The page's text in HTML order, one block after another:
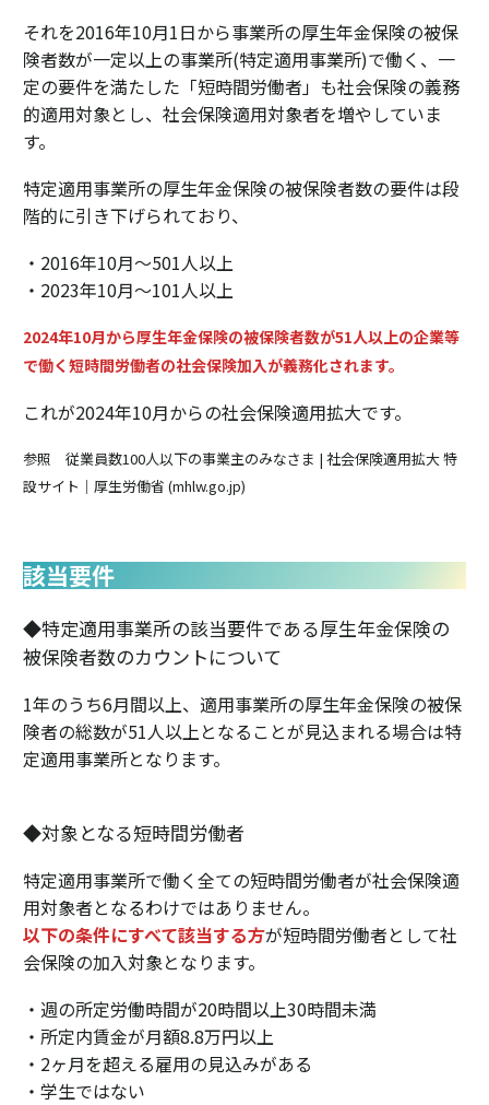
それを2016年10月1日から事業所の厚生年金保険の被保
険者数が一定以上の事業所(特定適用事業所)で働く、一
定の要件を満たした「短時間労働者」も社会保険の義務
的適用対象とし、社会保険適用対象者を増やしていま
す。
特定適用事業所の厚生年金保険の被保険者数の要件は段
階的に引き下げられており、
・2016年10月～501人以上
・2023年10月～101人以上
2024年10月から厚生年金保険の被保険者数が51人以上の企業等
で働く短時間労働者の社会保険加入が義務化されます。
これが2024年10月からの社会保険適用拡大です。
参照 従業員数100人以下の事業主のみなさま | 社会保険適用拡大 特
設サイト｜厚生労働省 (mhlw.go.jp)
該当要件
◆特定適用事業所の該当要件である厚生年金保険の
被保険者数のカウントについて
1年のうち6月間以上、適用事業所の厚生年金保険の被保
険者の総数が51人以上となることが見込まれる場合は特
定適用事業所となります。
◆対象となる短時間労働者
特定適用事業所で働く全ての短時間労働者が社会保険適
用対象者となるわけではありません。
以下の条件にすべて該当する方が短時間労働者として社
会保険の加入対象となります。
・週の所定労働時間が20時間以上30時間未満
・所定内賃金が月額8.8万円以上
・2ヶ月を超える雇用の見込みがある
・学生ではない